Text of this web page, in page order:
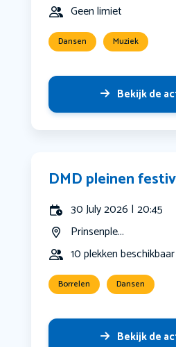
Geen limiet
Dansen Muziek
Bekijk de
DMD pleinen
30 July 2026 | 20:45
Prinsenple...
10 plekken beschikbaar
Borrelen Dansen
Bekijk de